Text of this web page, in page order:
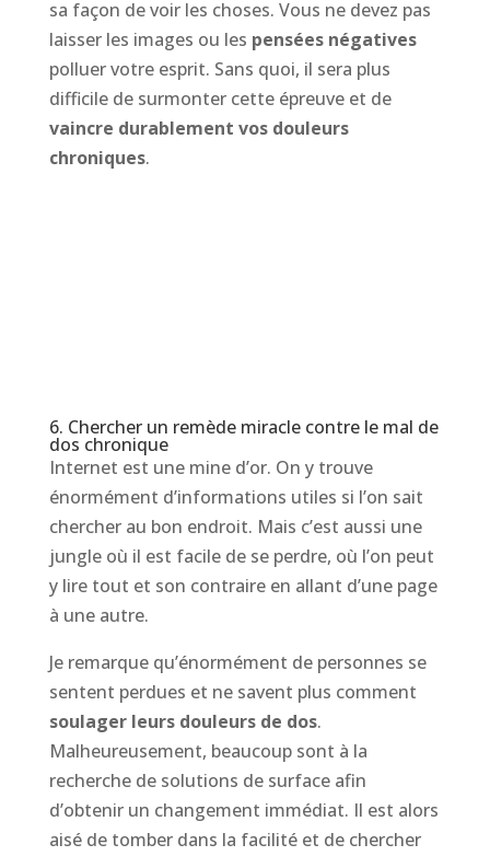
sa façon de voir les choses. Vous ne devez pas
laisser les images ou les pensées négatives
polluer votre esprit. Sans quoi, il sera plus
difficile de surmonter cette épreuve et de
vaincre durablement vos douleurs
chroniques.
6. Chercher un remède miracle contre le mal de
dos chronique
Internet est une mine d’or. On y trouve
énormément d’informations utiles si l’on sait
chercher au bon endroit. Mais c’est aussi une
jungle où il est facile de se perdre, où l’on peut
y lire tout et son contraire en allant d’une page
à une autre.
Je remarque qu’énormément de personnes se
sentent perdues et ne savent plus comment
soulager leurs douleurs de dos.
Malheureusement, beaucoup sont à la
recherche de solutions de surface afin
d’obtenir un changement immédiat. Il est alors
aisé de tomber dans la facilité et de chercher